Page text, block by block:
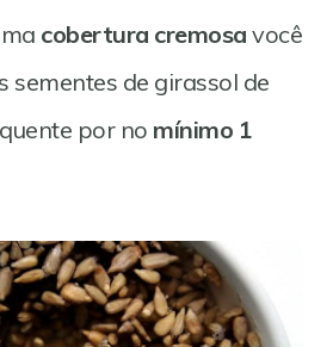
cobertura cremosa você
sementes de girassol de
por no mínimo 1